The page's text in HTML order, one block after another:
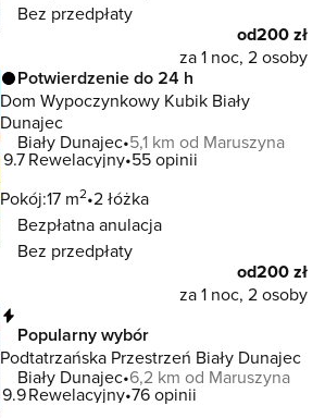
Bez przedpłaty
od200 zł
za 1 noc, 2 osoby
Potwierdzenie do 24 h
Dom Wypoczynkowy Kubik Biały
Dunajec
Biały Dunajec 5,1 km od Maruszyna
9.7Rewelacyjny 55 opinii
Pokój:17 m2 2 łóżka
Bezpłatna anulacja
Bez przedpłaty
od200 zł
za 1 noc, 2 osoby
Popularny wybór
Podtatrzańska Przestrzeń Biały Dunajec
Biały Dunajec 6,2 km od Maruszyna
9.9Rewelacyjny 76 opinii